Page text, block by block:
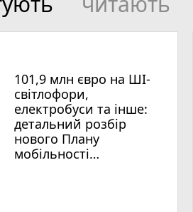
101,9 млн євро на ШІ-
світлофори,
електробуси та інше:
детальний розбір
нового Плану
мобільності